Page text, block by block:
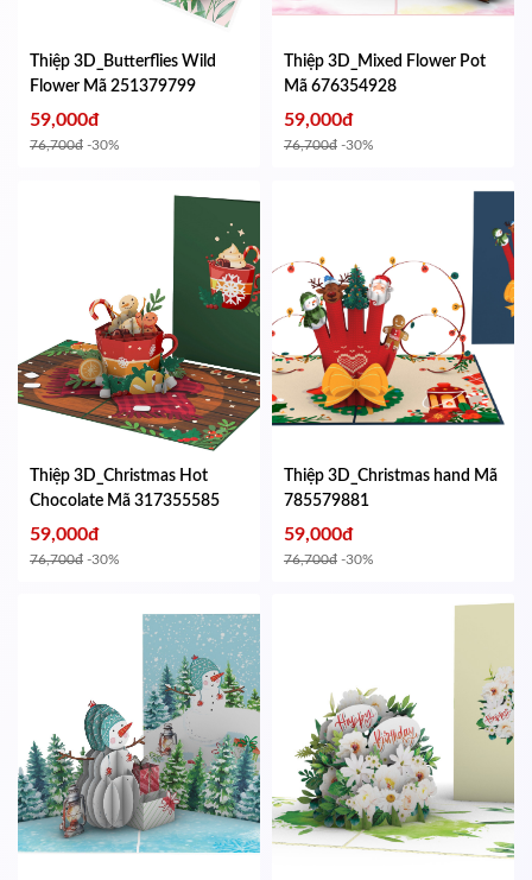
Thiệp 3D_Butterflies Wild
Flower Mã 251379799
59,000đ
76,700đ -30%
Thiệp 3D_Mixed Flower Pot
Mã 676354928
59,000đ
76,700đ -30%
Thiệp 3D_Christmas Hot
Chocolate Mã 317355585
59,000đ
76,700đ -30%
Thiệp 3D_Christmas hand Mã
785579881
59,000đ
76,700đ -30%